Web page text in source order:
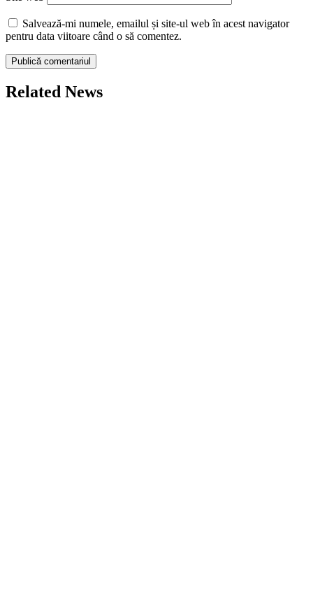
Salvează-mi numele, emailul și site-ul web în acest navigator
pentru data viitoare când o să comentez.
Related News